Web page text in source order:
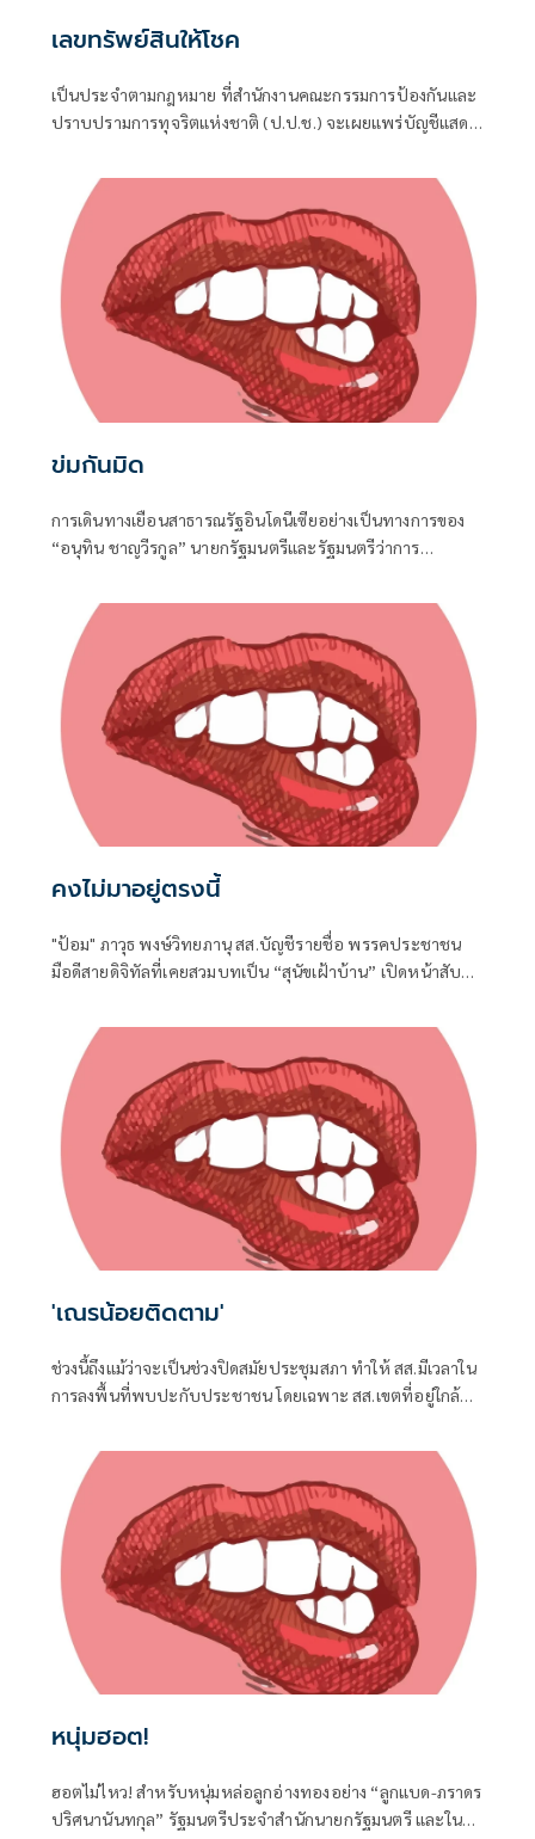
เลขทรัพย์สินให้โชค
เป็นประจำตามกฎหมาย ที่สำนักงานคณะกรรมการป้องกันและ
ปราบปรามการทุจริตแห่งชาติ (ป.ป.ช.) จะเผยแพร่บัญชีแสดง
ว่าจะเป็นกรณีเข้ารับตำแหน่ง หรือพ้นจากตำแหน่ง
ข่มกันมิด
การเดินทางเยือนสาธารณรัฐอินโดนีเซียอย่างเป็นทางการของ
“อนุทิน ชาญวีรกูล” นายกรัฐมนตรีและรัฐมนตรีว่าการ
ประวัติศาสตร์ ที่สะท้อนถึงเกียรติภูมิอันโดดเด่นของ
ประเทศไทยบนเวทีโลกได้อย่างชัดเจน
คงไม่มาอยู่ตรงนี้
"ป้อม" ภาวุธ พงษ์วิทยภานุ สส.บัญชีรายชื่อ พรรคประชาชน
มือดีสายดิจิทัลที่เคยสวมบทเป็น “สุนัขเฝ้าบ้าน” เปิดหน้าสับ
กระทรวงดิจิทัลเพื่อเศรษฐกิจและสังคม (ดีอี)
'เณรน้อยติดตาม'
ช่วงนี้ถึงแม้ว่าจะเป็นช่วงปิดสมัยประชุมสภา ทำให้ สส.มีเวลาใน
การลงพื้นที่พบปะกับประชาชน โดยเฉพาะ สส.เขตที่อยู่ใกล้ชิด
ปัญหาในเขต
หนุ่มฮอต!
ฮอตไม่ไหว! สำหรับหนุ่มหล่อลูกอ่างทองอย่าง “ลูกแบด-ภราดร
ปริศนานันทกุล” รัฐมนตรีประจำสำนักนายกรัฐมนตรี และใน